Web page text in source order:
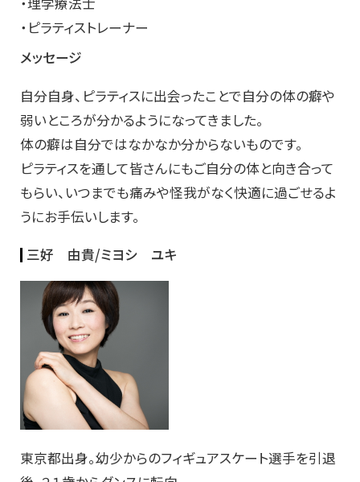
・ピラティストレーナー
メッセージ
自分自身、ピラティスに出会ったことで自分の体の癖や
弱いところが分かるようになってきました。
体の癖は自分ではなかなか分からないものです。
ピラティスを通して皆さんにもご自分の体と向き合って
もらい、いつまでも痛みや怪我がなく快適に過ごせるよ
うにお手伝いします。
三好 由貴/ミヨシ ユキ
東京都出身。幼少からのフィギュアスケート選手を引退